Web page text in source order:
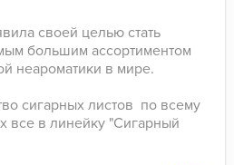
своей целью стать
большим ассортиментом
неароматики в мире.
сигарных листов  по всему
все в линейку "Сигарный